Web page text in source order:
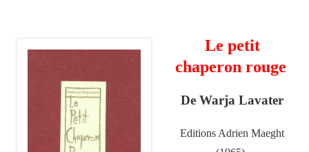
Le petit
chaperon rouge
De Warja Lavater
Editions Adrien Maeght